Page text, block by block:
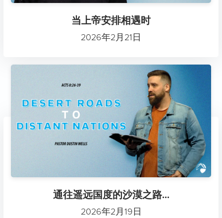
当上帝安排相遇时
2026年2月21日
通往遥远国度的沙漠之路...
2026年2月19日